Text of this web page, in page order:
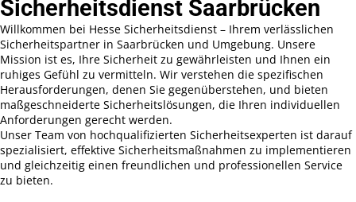
Sicherheitsdienst Saarbrücken
Willkommen bei Hesse Sicherheitsdienst – Ihrem verlässlichen
Sicherheitspartner in Saarbrücken und Umgebung. Unsere
Mission ist es, Ihre Sicherheit zu gewährleisten und Ihnen ein
ruhiges Gefühl zu vermitteln. Wir verstehen die spezifischen
Herausforderungen, denen Sie gegenüberstehen, und bieten
maßgeschneiderte Sicherheitslösungen, die Ihren individuellen
Anforderungen gerecht werden.
Unser Team von hochqualifizierten Sicherheitsexperten ist darauf
spezialisiert, effektive Sicherheitsmaßnahmen zu implementieren
und gleichzeitig einen freundlichen und professionellen Service
zu bieten.